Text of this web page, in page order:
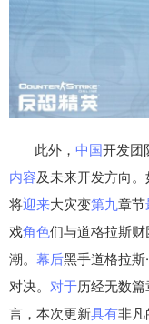
此外， 中国开发团
内容及未来开发方向。
将迎来大灾变第九章节
戏角色们与道格拉斯财
潮。 幕后黑手道格拉斯
对决。 对于历经无数篇
言，本次更新具有非凡